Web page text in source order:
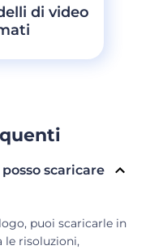
di video
scaricare
puoi scaricarle in
le risoluzioni,